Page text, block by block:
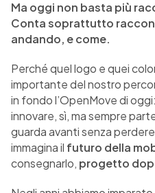
Ma oggi non basta più
Conta soprattutto
andando, e come.
Perché quel logo e quei
importante del nostro
in fondo l’OpenMove di
innovare, sì, ma sempre
guarda avanti senza perdere
immagina il futuro della
consegnarlo, progetto